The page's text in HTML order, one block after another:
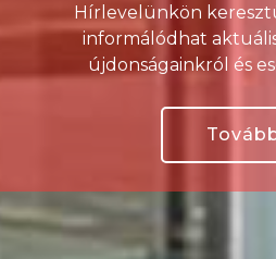
Hírlevelünkön
informálódhat
újdonságainkról és